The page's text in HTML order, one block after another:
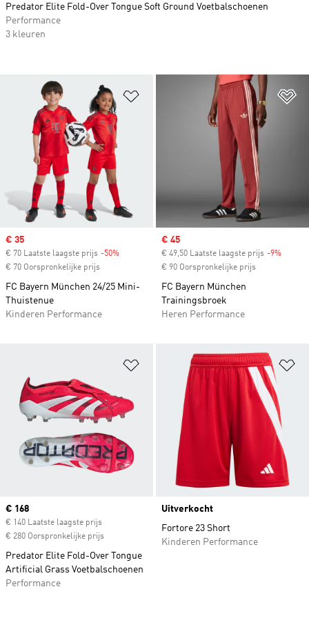
Op verlanglijst zetten
Sale price
€ 35
€ 70 Laatste laagste prijs -50%
€ 70 Oorspronkelijke prijs
FC Bayern München 24/25 Mini-
Thuistenue
Kinderen Performance
Sale price
€ 45
€ 49,50 Laatste laagste prijs -9%
€ 90 Oorspronkelijke prijs
FC Bayern München
Trainingsbroek
Heren Performance
Op verlanglijst zetten
Current price
€ 168
€ 140 Laatste laagste prijs
€ 280 Oorspronkelijke prijs
Predator Elite Fold-Over Tongue
Artificial Grass Voetbalschoenen
Performance
Uitverkocht
Fortore 23 Short
Kinderen Performance
Predator Elite Fold-Over Tongue Soft Ground Voetbalschoenen
Performance
3 kleuren